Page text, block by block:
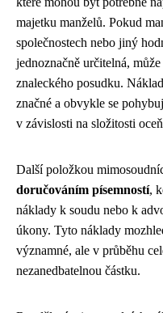
majetku manželů. Pokud
společnostech nebo jiný
jednoznačně určitelná,
znaleckého posudku.
značné a obvykle se
v závislosti na složitosti
Další položkou
doručováním písemností,
náklady k soudu nebo k
úkony. Tyto náklady
významné, ale v průběhu
nezanedbatelnou částku.